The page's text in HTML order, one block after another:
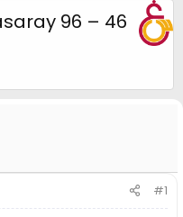
96 – 46
#1